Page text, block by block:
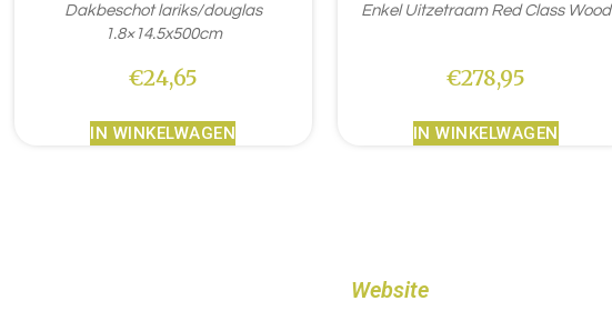
Dakbeschot lariks/douglas
1.8×14.5x500cm
€24,65
IN WINKELWAGEN
Enkel Uitzetraam Red Class Wood
€278,95
IN WINKELWAGEN
Website